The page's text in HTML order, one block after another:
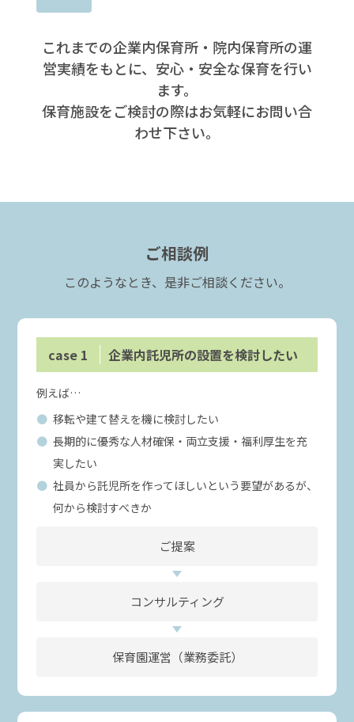
これまでの企業内保育所・院内保育所の運
営実績をもとに、安心・安全な保育を行い
ます。
保育施設をご検討の際はお気軽にお問い合
わせ下さい。
ご相談例
このようなとき、是非ご相談ください。
case 1 企業内託児所の設置を検討したい
例えば…
移転や建て替えを機に検討したい
長期的に優秀な人材確保・両立支援・福利厚生を充
実したい
社員から託児所を作ってほしいという要望があるが、
何から検討すべきか
ご提案
コンサルティング
保育園運営（業務委託）